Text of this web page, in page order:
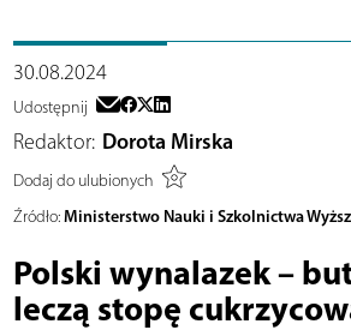
30.08.2024
Udostępnij
Redaktor: Dorota Mirska
Dodaj do ulubionych
Źródło: Ministerstwo Nauki i Szkolnictwa
Polski wynalazek –
leczą stopę